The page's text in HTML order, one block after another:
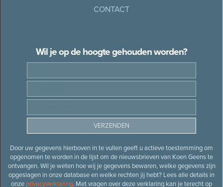
CONTACT
Wil je op de hoogte gehouden worden?
Door uw gegevens hierboven in te vullen geeft u actieve toestemming om
opgenomen te worden in de lijst om de nieuwsbrieven van Koen Geens te
ontvangen. Wil je weten hoe wij je gegevens bewaren, welke gegevens zijn
opgeslagen in onze database en welke rechten jij hebt? Lees alle details in
onze privacyverklaring. Met vragen over deze verklaring kan je terecht op